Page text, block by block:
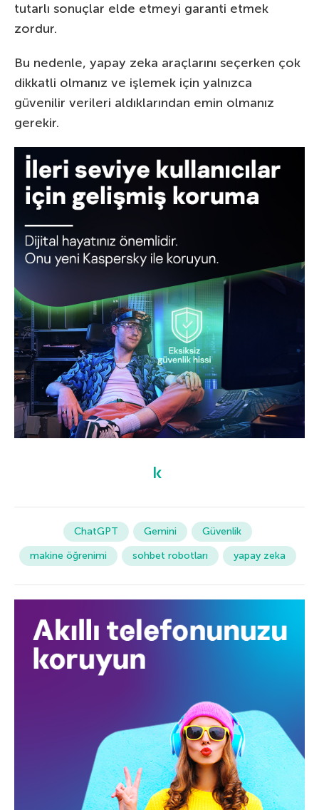
tutarlı sonuçlar elde etmeyi garanti etmek
zordur.
Bu nedenle, yapay zeka araçlarını seçerken çok
dikkatli olmanız ve işlemek için yalnızca
güvenilir verileri aldıklarından emin olmanız
gerekir.
ChatGPT Gemini
Güvenlik
makine öğrenimi
sohbet robotları yapay zeka